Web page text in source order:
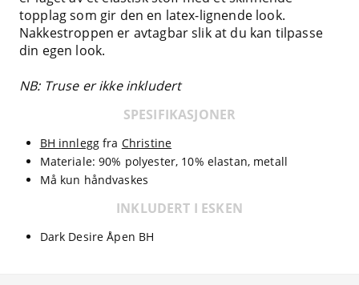
topplag som gir den en latex-lignende look.
Nakkestroppen er avtagbar slik at du kan tilpasse
din egen look.
NB: Truse er ikke inkludert
SPESIFIKASJONER
BH innlegg fra Christine
Materiale: 90% polyester, 10% elastan, metall
Må kun håndvaskes
INKLUDERT I ESKEN
Dark Desire Åpen BH